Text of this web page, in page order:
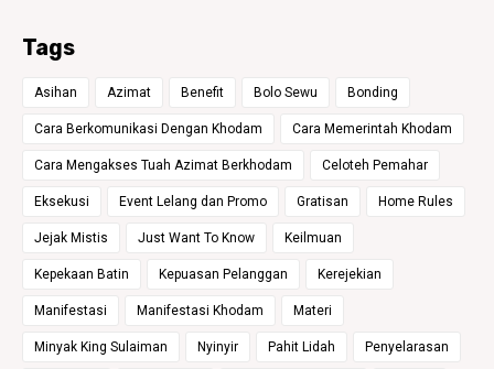
Tags
Asihan Azimat Benefit Bolo Sewu Bonding
Cara Berkomunikasi Dengan Khodam Cara Memerintah Khodam
Cara Mengakses Tuah Azimat Berkhodam Celoteh Pemahar
Eksekusi Event Lelang dan Promo Gratisan Home Rules
Jejak Mistis Just Want To Know Keilmuan
Kepekaan Batin Kepuasan Pelanggan Kerejekian
Manifestasi Manifestasi Khodam Materi
Minyak King Sulaiman Nyinyir Pahit Lidah Penyelarasan